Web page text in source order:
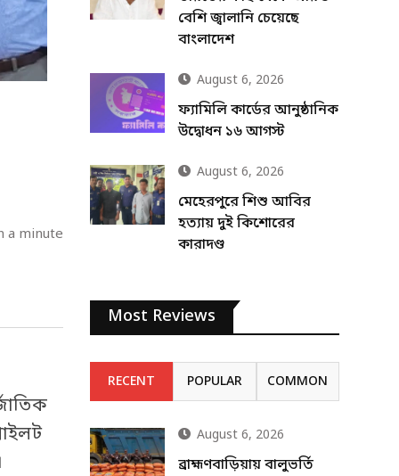
a minute
বেশি জ্বালানি চেয়েছে
বাংলাদেশ
August 6, 2026
ফ্যামিলি কার্ডের আনুষ্ঠানিক
উদ্বোধন ১৬ আগস্ট
August 6, 2026
মেহেরপুরে শিশু আবির
হত্যায় দুই কিশোরের
কারাদণ্ড
Most Reviews
RECENT POPULAR COMMON
August 6, 2026
ব্রাহ্মণবাড়িয়ায় বালুভর্তি